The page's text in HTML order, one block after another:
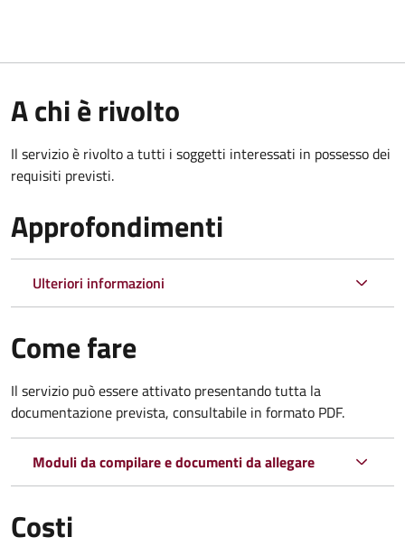
A chi è rivolto
Il servizio è rivolto a tutti i soggetti interessati in possesso dei
requisiti previsti.
Approfondimenti
Ulteriori informazioni
Come fare
Il servizio può essere attivato presentando tutta la
documentazione prevista, consultabile in formato PDF.
Moduli da compilare e documenti da allegare
Costi